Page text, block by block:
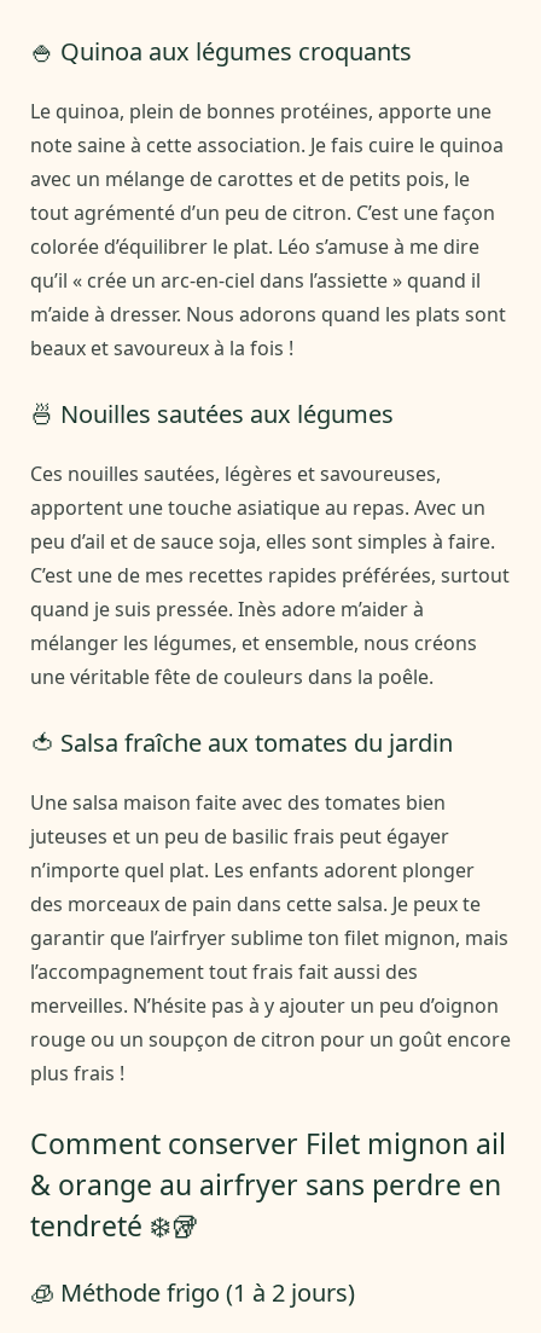
🍚 Quinoa aux légumes croquants
Le quinoa, plein de bonnes protéines, apporte une
note saine à cette association. Je fais cuire le quinoa
avec un mélange de carottes et de petits pois, le
tout agrémenté d’un peu de citron. C’est une façon
colorée d’équilibrer le plat. Léo s’amuse à me dire
qu’il « crée un arc-en-ciel dans l’assiette » quand il
m’aide à dresser. Nous adorons quand les plats sont
beaux et savoureux à la fois !
🍜 Nouilles sautées aux légumes
Ces nouilles sautées, légères et savoureuses,
apportent une touche asiatique au repas. Avec un
peu d’ail et de sauce soja, elles sont simples à faire.
C’est une de mes recettes rapides préférées, surtout
quand je suis pressée. Inès adore m’aider à
mélanger les légumes, et ensemble, nous créons
une véritable fête de couleurs dans la poêle.
🍅 Salsa fraîche aux tomates du jardin
Une salsa maison faite avec des tomates bien
juteuses et un peu de basilic frais peut égayer
n’importe quel plat. Les enfants adorent plonger
des morceaux de pain dans cette salsa. Je peux te
garantir que l’airfryer sublime ton filet mignon, mais
l’accompagnement tout frais fait aussi des
merveilles. N’hésite pas à y ajouter un peu d’oignon
rouge ou un soupçon de citron pour un goût encore
plus frais !
Comment conserver Filet mignon ail
& orange au airfryer sans perdre en
tendreté ❄️🥡
🧊 Méthode frigo (1 à 2 jours)